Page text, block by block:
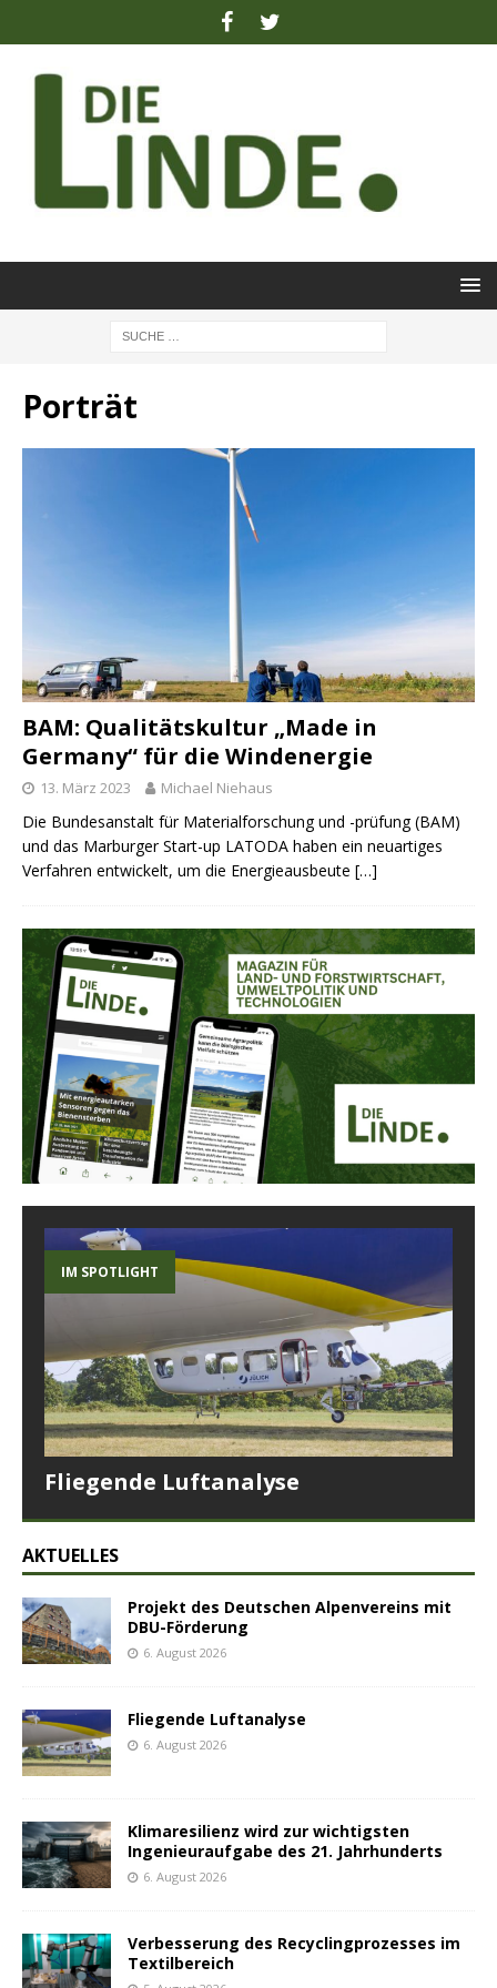
Porträt
BAM: Qualitätskultur „Made in
Germany“ für die Windenergie
13. März 2023 Michael Niehaus
Die Bundesanstalt für Materialforschung und -prüfung (BAM)
und das Marburger Start-up LATODA haben ein neuartiges
Verfahren entwickelt, um die Energieausbeute […]
IM SPOTLIGHT
Fliegende Luftanalyse
AKTUELLES
Projekt des Deutschen Alpenvereins mit
DBU-Förderung
6. August 2026
Fliegende Luftanalyse
6. August 2026
Klimaresilienz wird zur wichtigsten
Ingenieuraufgabe des 21. Jahrhunderts
6. August 2026
Verbesserung des Recyclingprozesses im
Textilbereich